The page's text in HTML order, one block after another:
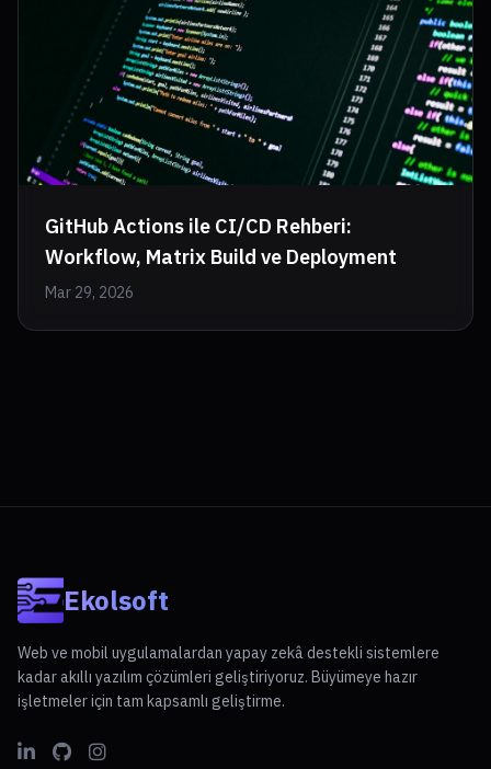
GitHub Actions ile CI/CD Rehberi:
Workflow, Matrix Build ve Deployment
Mar 29, 2026
Ekolsoft
Web ve mobil uygulamalardan yapay zekâ destekli sistemlere
kadar akıllı yazılım çözümleri geliştiriyoruz. Büyümeye hazır
işletmeler için tam kapsamlı geliştirme.